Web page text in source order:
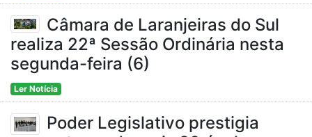
Câmara de Laranjeiras do Sul
realiza 22ª Sessão Ordinária nesta
segunda-feira (6)
Ler Notícia
Poder Legislativo prestigia